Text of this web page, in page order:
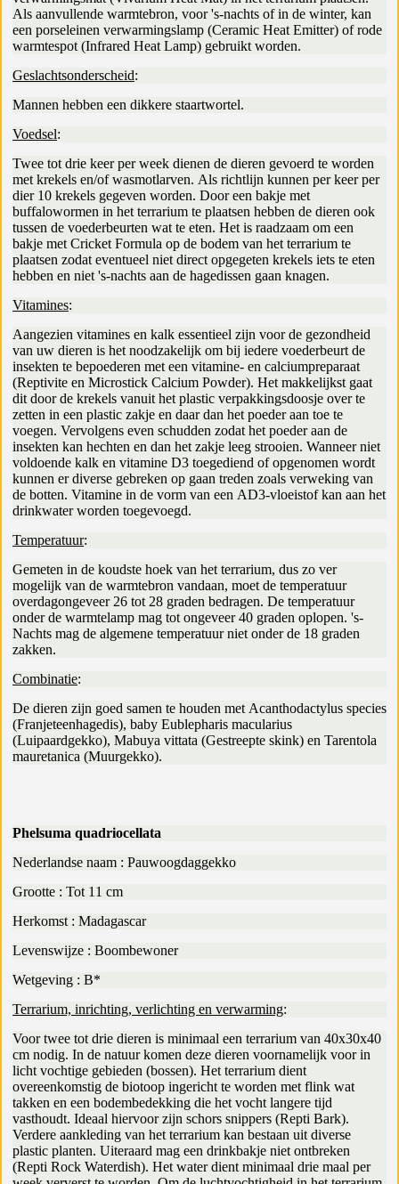
Als aanvullende warmtebron, voor 's-nachts of in de winter, kan
een porseleinen verwarmingslamp (Ceramic Heat Emitter) of rode
warmtespot (Infrared Heat Lamp) gebruikt worden.
Geslachtsonderscheid:
Mannen hebben een dikkere staartwortel.
Voedsel:
Twee tot drie keer per week dienen de dieren gevoerd te worden
met krekels en/of wasmotlarven. Als richtlijn kunnen per keer per
dier 10 krekels gegeven worden. Door een bakje met
buffalowormen in het terrarium te plaatsen hebben de dieren ook
tussen de voederbeurten wat te eten. Het is raadzaam om een
bakje met Cricket Formula op de bodem van het terrarium te
plaatsen zodat eventueel niet direct opgegeten krekels iets te eten
hebben en niet 's-nachts aan de hagedissen gaan knagen.
Vitamines:
Aangezien vitamines en kalk essentieel zijn voor de gezondheid
van uw dieren is het noodzakelijk om bij iedere voederbeurt de
insekten te bepoederen met een vitamine- en calciumpreparaat
(Reptivite en Microstick Calcium Powder). Het makkelijkst gaat
dit door de krekels vanuit het plastic verpakkingsdoosje over te
zetten in een plastic zakje en daar dan het poeder aan toe te
voegen. Vervolgens even schudden zodat het poeder aan de
insekten kan hechten en dan het zakje leeg strooien. Wanneer niet
voldoende kalk en vitamine D3 toegediend of opgenomen wordt
kunnen er diverse gebreken op gaan treden zoals verweking van
de botten. Vitamine in de vorm van een AD3-vloeistof kan aan het
drinkwater worden toegevoegd.
Temperatuur:
Gemeten in de koudste hoek van het terrarium, dus zo ver
mogelijk van de warmtebron vandaan, moet de temperatuur
overdagongeveer 26 tot 28 graden bedragen. De temperatuur
onder de warmtelamp mag tot ongeveer 40 graden oplopen. 's-
Nachts mag de algemene temperatuur niet onder de 18 graden
zakken.
Combinatie:
De dieren zijn goed samen te houden met Acanthodactylus species
(Franjeteenhagedis), baby Eublepharis macularius
(Luipaardgekko), Mabuya vittata (Gestreepte skink) en Tarentola
mauretanica (Muurgekko).
Phelsuma quadriocellata
Nederlandse naam : Pauwoogdaggekko
Grootte : Tot 11 cm
Herkomst : Madagascar
Levenswijze : Boombewoner
Wetgeving : B*
Terrarium, inrichting, verlichting en verwarming:
Voor twee tot drie dieren is minimaal een terrarium van 40x30x40
cm nodig. In de natuur komen deze dieren voornamelijk voor in
licht vochtige gebieden (bossen). Het terrarium dient
overeenkomstig de biotoop ingericht te worden met flink wat
takken en een bodembedekking die het vocht langere tijd
vasthoudt. Ideaal hiervoor zijn schors snippers (Repti Bark).
Verdere aankleding van het terrarium kan bestaan uit diverse
plastic planten. Uiteraard mag een drinkbakje niet ontbreken
(Repti Rock Waterdish). Het water dient minimaal drie maal per